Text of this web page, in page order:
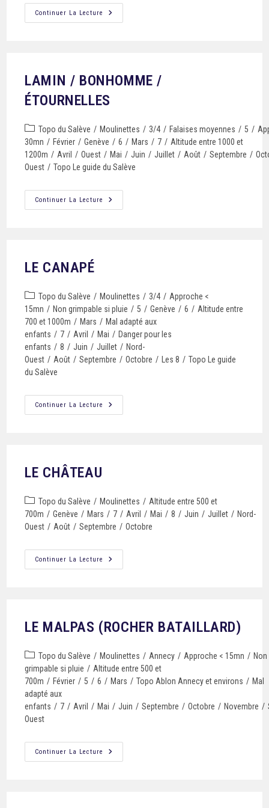
Continuer La Lecture
LAMIN / BONHOMME /
ÉTOURNELLES
Topo du Salève / Moulinettes / 3/4 / Falaises moyennes / 5 /
30mn / Février / Genève / 6 / Mars / 7 / Altitude entre 1000 et
1200m / Avril / Ouest / Mai / Juin / Juillet / Août / Septembre /
Ouest / Topo Le guide du Salève
Continuer La Lecture
LE CANAPÉ
Topo du Salève / Moulinettes / 3/4 / Approche <
15mn / Non grimpable si pluie / 5 / Genève / 6 / Altitude entre
700 et 1000m / Mars / Mal adapté aux
enfants / 7 / Avril / Mai / Danger pour les
enfants / 8 / Juin / Juillet / Nord-
Ouest / Août / Septembre / Octobre / Les 8 / Topo Le guide
du Salève
Continuer La Lecture
LE CHÂTEAU
Topo du Salève / Moulinettes / Altitude entre 500 et
700m / Genève / Mars / 7 / Avril / Mai / 8 / Juin / Juillet / Nord-
Ouest / Août / Septembre / Octobre
Continuer La Lecture
LE MALPAS (ROCHER BATAILLARD)
Topo du Salève / Moulinettes / Annecy / Approche < 15mn / Non
grimpable si pluie / Altitude entre 500 et
700m / Février / 5 / 6 / Mars / Topo Ablon Annecy et environs / Mal
adapté aux
enfants / 7 / Avril / Mai / Juin / Septembre / Octobre / Novembre /
Ouest
Continuer La Lecture